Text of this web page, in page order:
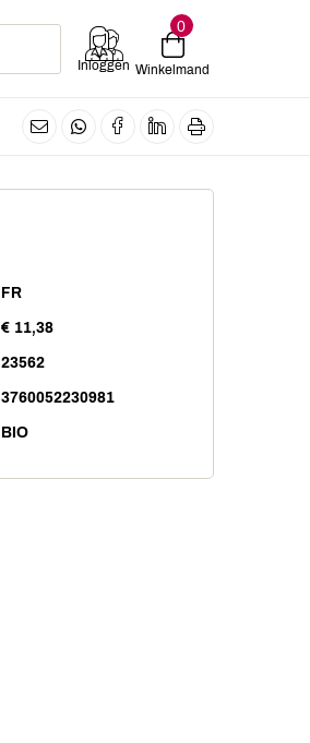
Inloggen
0
Winkelmand
FR
€ 11,38
23562
3760052230981
BIO